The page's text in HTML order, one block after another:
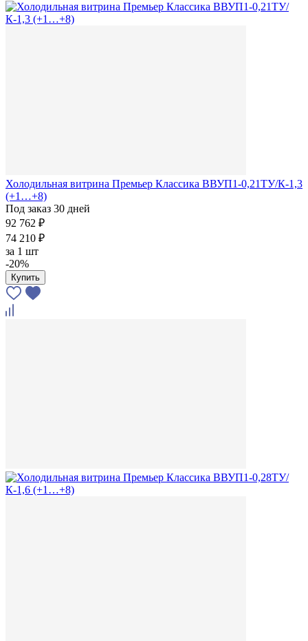
Холодильная витрина Премьер Классика ВВУП1-0,21ТУ/К-1,3
(+1…+8)
Под заказ 30 дней
92 762 ₽
74 210 ₽
за 1 шт
-20%
Купить